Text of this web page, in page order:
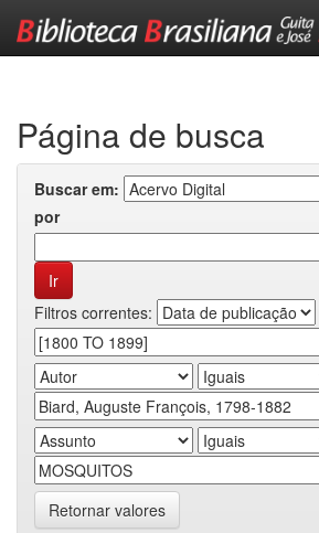
Página de busca
Buscar em:
por
Filtros correntes:
Retornar valores